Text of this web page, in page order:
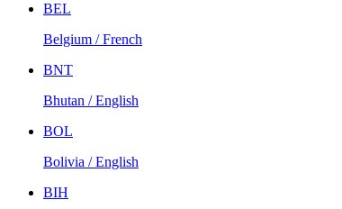
BEL
Belgium / French
BNT
Bhutan / English
BOL
Bolivia / English
BIH